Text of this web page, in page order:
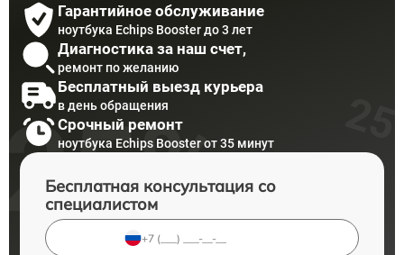
Гарантийное обслуживание
ноутбука Echips Booster до 3 лет
Диагностика за наш счет,
ремонт по желанию
Бесплатный выезд курьера
в день обращения
Срочный ремонт
ноутбука Echips Booster от 35 минут
Бесплатная консультация со
специалистом